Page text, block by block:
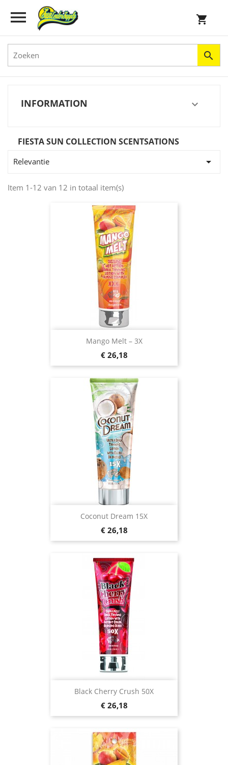
 shopping_cart

INFORMATION 
FIESTA SUN COLLECTION SCENTSATIONS
Relevantie 
Item 1-12 van 12 in totaal item(s)
Mango Melt – 3X
Prijs
€ 26,18
Coconut Dream 15X
Prijs
€ 26,18
Black Cherry Crush 50X
Prijs
€ 26,18